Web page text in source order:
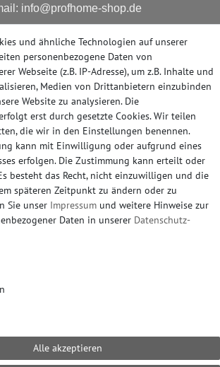
info@profhome-shop.de
ZAHLUNGSARTEN
SOCIAL MEDIA
© Copyright 2026 | e-Delux GmbH
und ähnliche Technologien auf unserer
personenbezogene Daten von
Webseite (z.B. IP-Adresse), um z.B. Inhalte und
Medien von Drittanbietern einzubinden
Website zu analysieren. Die
erst durch gesetzte Cookies. Wir teilen
die wir in den Einstellungen benennen.
kann mit Einwilligung oder aufgrund eines
erfolgen. Die Zustimmung kann erteilt oder
besteht das Recht, nicht einzuwilligen und die
späteren Zeitpunkt zu ändern oder zu
Sie unser Impressum und weitere Hinweise zur
Daten in unserer Daten­schutz­
Alle akzeptieren